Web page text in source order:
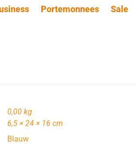
Portemonnees Sale
0,00 kg
6,5 × 24 × 16 cm
Blauw